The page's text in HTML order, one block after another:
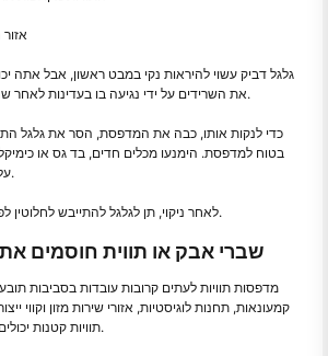
·
גלגל דביק עשוי להיראות נקי במבט ראשון, אבל אתה
את השרידים על ידי נגיעה בו בעדינות לאחר שהמדפסת מכובה וקירורה.
כדי לנקות אותו, כבה את המדפסת, הסר את גלגל
בטוח למדפסת. הימנעו מכלים חדים, בד גס או
עלולים לפגוע בשטח הגומי.
לאחר ניקוי, תן לגלגל להתייבש לחלוטין לפני טעינת התוויות מחדש.
4. שברי אבק או תווית חוסמים
מדפסות תוויות לעתים קרובות עובדות בסביבות
קמעונאות, תחנות לוגיסטיות, אזורי שירות מזון וקווי
תוויות קטנות יכולים להתרכז בתוך המדפסת.